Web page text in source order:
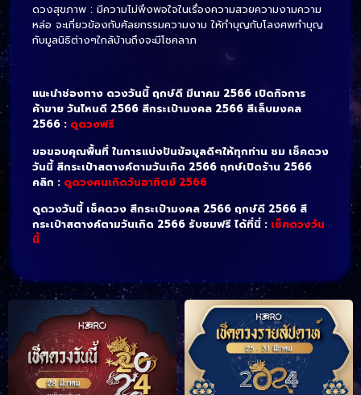
ดวงสุขภาพ : มีความไม่พึงพอใจในเรื่องความสวยความงามความ
หล่อ จะเกี่ยวข้องกับศัลยกรรมความงาม ให้ทำบุญกับโลงศพทำบุญ
กับมูลนิธิต่างๆใกล้บ้านถึงจะมีโชคลาภ
แนะนำช่องทาง ดวงวันนี้ ฤกษ์ดี มีนาคม 2566 เปิดกิจการ
ค้าขาย วันไหนดี 2566 สีกระเป๋ามงคล 2566 สีเล็บมงคล
2566 : ดูดวงฟรี
ขอขอบคุณพื้นที่ ในการแบ่งปันข้อมูลดีๆให้ทุกท่าน ชม เช็คดวง
วันนี้ สีกระเป๋าสตางค์ตามวันเกิด 2566 ฤกษ์เปิดร้าน 2566
คลิก : ดูดวงคนเกิดวันอาทิตย์ 2566
ดูดวงวันนี้ เช็คดวง สีกระเป๋ามงคล 2566 ฤกษ์ดี 2566 สี
กระเป๋าสตางค์ตามวันเกิด 2566 รับชมฟรี ได้ที่นี่ : เช็คดวงวัน
นี้